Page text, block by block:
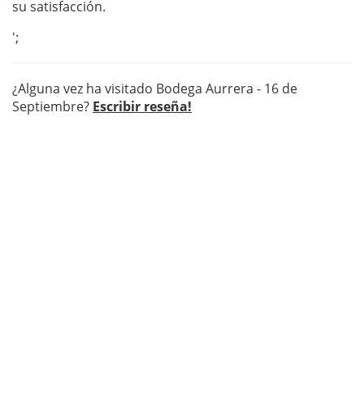
su satisfacción.
';
¿Alguna vez ha visitado Bodega Aurrera - 16 de
Septiembre? Escribir reseña!